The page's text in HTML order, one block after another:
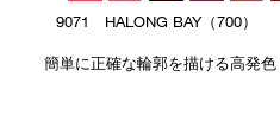
9071 HALONG BAY（700）
簡単に正確な輪郭を描ける高発